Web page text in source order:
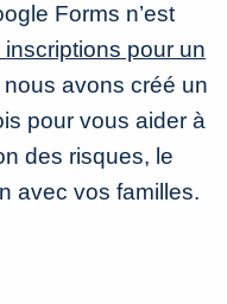
Forms n’est
pour un
nous avons créé un
pour vous aider à
des risques, le
avec vos familles.